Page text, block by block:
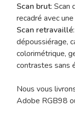
Scan brut: Scan
recadré avec
Scan retravaillé
dépoussiérage,
colorimétrique,
contrastes sans
Nous vous
Adobe RGB98